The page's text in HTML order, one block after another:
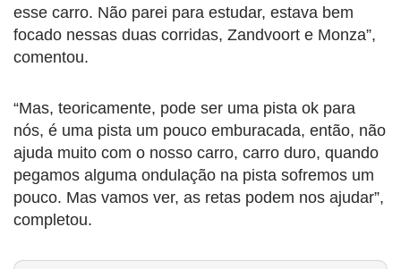
esse carro. Não parei para estudar, estava bem
focado nessas duas corridas, Zandvoort e Monza”,
comentou.
“Mas, teoricamente, pode ser uma pista ok para
nós, é uma pista um pouco emburacada, então, não
ajuda muito com o nosso carro, carro duro, quando
pegamos alguma ondulação na pista sofremos um
pouco. Mas vamos ver, as retas podem nos ajudar”,
completou.